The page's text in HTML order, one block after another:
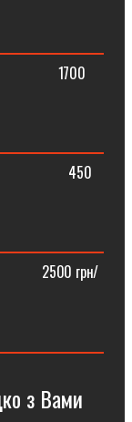
грн/
з Вами